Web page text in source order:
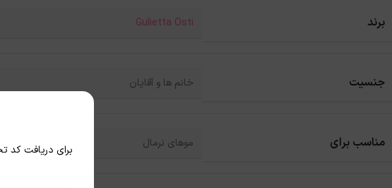
برند Gulietta Osti
جنسیت خانم ها و آقایان
مناسب برای موهای نرمال